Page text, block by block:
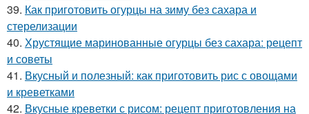
39. Как приготовить огурцы на зиму без сахара и
стерелизации
40. Хрустящие маринованные огурцы без сахара: рецепт
и советы
41. Вкусный и полезный: как приготовить рис с овощами
и креветками
42. Вкусные креветки с рисом: рецепт приготовления на